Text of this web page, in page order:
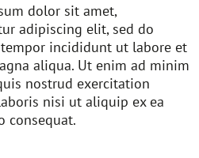
dolor sit amet,
adipiscing elit, sed do
incididunt ut labore et
aliqua. Ut enim ad minim
nostrud exercitation
nisi ut aliquip ex ea
consequat.